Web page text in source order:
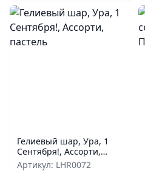
Гелиевый шар, Ура, 1
Сентября!, Ассорти,
пастель
Артикул: LHR0072